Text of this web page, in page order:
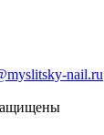
nail.ru